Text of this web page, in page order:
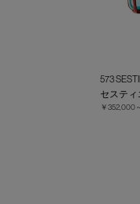
573
セスティ
￥352,000